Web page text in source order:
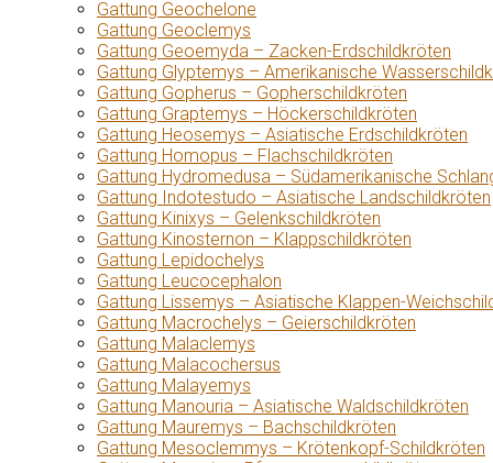
Gattung Geochelone
Gattung Geoclemys
Gattung Geoemyda – Zacken-Erdschildkröten
Gattung Glyptemys – Amerikanische
Gattung Gopherus – Gopherschildkröten
Gattung Graptemys – Höckerschildkröten
Gattung Heosemys – Asiatische Erdschildkröten
Gattung Homopus – Flachschildkröten
Gattung Hydromedusa – Südamerikanische
Gattung Indotestudo – Asiatische Landschildkröten
Gattung Kinixys – Gelenkschildkröten
Gattung Kinosternon – Klappschildkröten
Gattung Lepidochelys
Gattung Leucocephalon
Gattung Lissemys – Asiatische Klappen-
Gattung Macrochelys – Geierschildkröten
Gattung Malaclemys
Gattung Malacochersus
Gattung Malayemys
Gattung Manouria – Asiatische Waldschildkröten
Gattung Mauremys – Bachschildkröten
Gattung Mesoclemmys – Krötenkopf-Schildkröten